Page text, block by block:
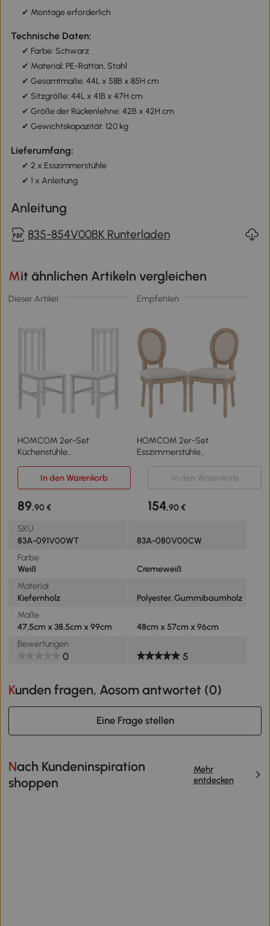
✔ Montage erforderlich
Technische Daten:
✔ Farbe: Schwarz
✔ Material: PE-Rattan, Stahl
✔ Gesamtmaße: 44L x 58B x 85H cm
✔ Sitzgröße: 44L x 41B x 47H cm
✔ Größe der Rückenlehne: 42B x 42H cm
✔ Gewichtskapazität: 120 kg
Lieferumfang:
✔ 2 x Esszimmerstühle
✔ 1 x Anleitung
Anleitung
835-854V00BK Runterladen
Mit ähnlichen Artikeln vergleichen
Dieser Artikel Empfehlen
HOMCOM 2er-Set
Küchenstühle
Massivholz, modernes
Design, 38, 5 cm x 47,5 cm
HOMCOM 2er-Set
Esszimmerstühle
Design, Wienergeflecht-
Optik, Natur + Creme
In den Warenkorb In den Warenkorb
89,90 € 154,90 €
SKU
83A-091V00WT
83A-080V00CW
Farbe
Weiß
Cremeweiß
Material
Kiefernholz
Polyester, Gummibaumholz
Maße
47,5cm x 38,5cm x 99cm
48cm x 57cm x 96cm
Bewertungen
0 5
Kunden fragen, Aosom antwortet (0)
Eine Frage stellen
Nach Kundeninspiration
shoppen
Mehr
entdecken